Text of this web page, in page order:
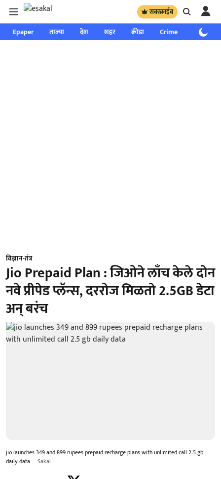
सबस्क्राईब
Epaper ताज्या देश शहर क्रीडा Crime साप्ताहिक
विज्ञान-तंत्र
Jio Prepaid Plan : जिओने लाँच केले दोन
नवे प्रीपेड प्लॅन्स, दररोज मिळतो 2.5GB डेटा
अन् बरंच
jio launches 349 and 899 rupees prepaid recharge plans with unlimited call 2.5 gb
daily data
Sakal